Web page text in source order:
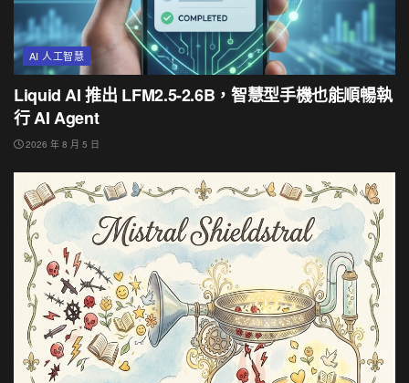
AI 人工智慧
Liquid AI 推出 LFM2.5-2.6B，智慧型手機也能順暢執
行 AI Agent
2026 年 8 月 5 日